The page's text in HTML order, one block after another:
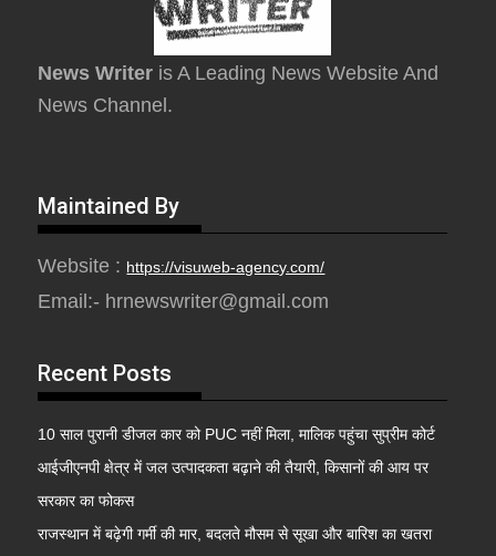
News Writer is A Leading News Website And
News Channel.
Maintained By
Website : https://visuweb-agency.com/
Email:- hrnewswriter@gmail.com
Recent Posts
10 साल पुरानी डीजल कार को PUC नहीं मिला, मालिक पहुंचा सुप्रीम कोर्ट
आईजीएनपी क्षेत्र में जल उत्पादकता बढ़ाने की तैयारी, किसानों की आय पर
सरकार का फोकस
राजस्थान में बढ़ेगी गर्मी की मार, बदलते मौसम से सूखा और बारिश का खतरा